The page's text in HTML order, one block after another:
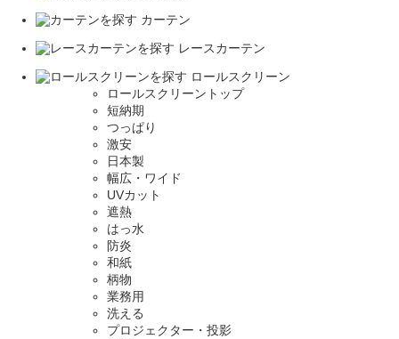
カーテン
レースカーテン
ロールスクリーン
ロールスクリーントップ
短納期
つっぱり
激安
日本製
幅広・ワイド
UVカット
遮熱
はっ水
防炎
和紙
柄物
業務用
洗える
プロジェクター・投影